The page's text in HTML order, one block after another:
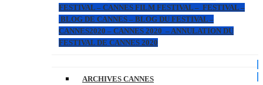
FESTIVAL – CANNES FILM FESTIVAL – FESTIVAL –
BLOG DE CANNES – BLOG DU FESTIVAL –
CANNES2020 – CANNES 2020 – ANNULATION DU
FESTIVAL DE CANNES 2020
ARCHIVES CANNES